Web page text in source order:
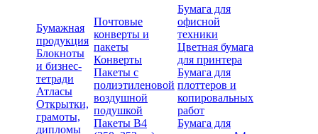
Бумажная
продукция
Блокноты
и бизнес-
тетради
Атласы
Открытки,
грамоты,
дипломы
Почтовые
конверты и
пакеты
Конверты
Пакеты с
полиэтиленовой
воздушной
подушкой
Пакеты В4
Бумага для
офисной
техники
Цветная бумага
для принтера
Бумага для
плоттеров и
копировальных
работ
Бумага для